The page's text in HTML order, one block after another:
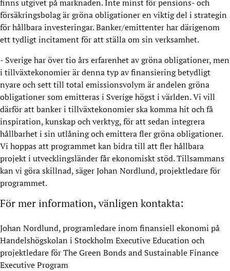
finns utgivet på marknaden. Inte minst för pensions- och
försäkringsbolag är gröna obligationer en viktig del i strategin
för hållbara investeringar. Banker/emittenter har därigenom
ett tydligt incitament för att ställa om sin verksamhet.
- Sverige har över tio års erfarenhet av gröna obligationer, men
i tillväxtekonomier är denna typ av finansiering betydligt
nyare och sett till total emissionsvolym är andelen gröna
obligationer som emitteras i Sverige högst i världen. Vi vill
därför att banker i tillväxtekonomier ska komma hit och få
inspiration, kunskap och verktyg, för att sedan integrera
hållbarhet i sin utlåning och emittera fler gröna obligationer.
Vi hoppas att programmet kan bidra till att fler hållbara
projekt i utvecklingsländer får ekonomiskt stöd. Tillsammans
kan vi göra skillnad, säger Johan Nordlund, projektledare för
programmet.
För mer information, vänligen kontakta:
Johan Nordlund, programledare inom finansiell ekonomi på
Handelshögskolan i Stockholm Executive Education och
projektledare för The Green Bonds and Sustainable Finance
Executive Program